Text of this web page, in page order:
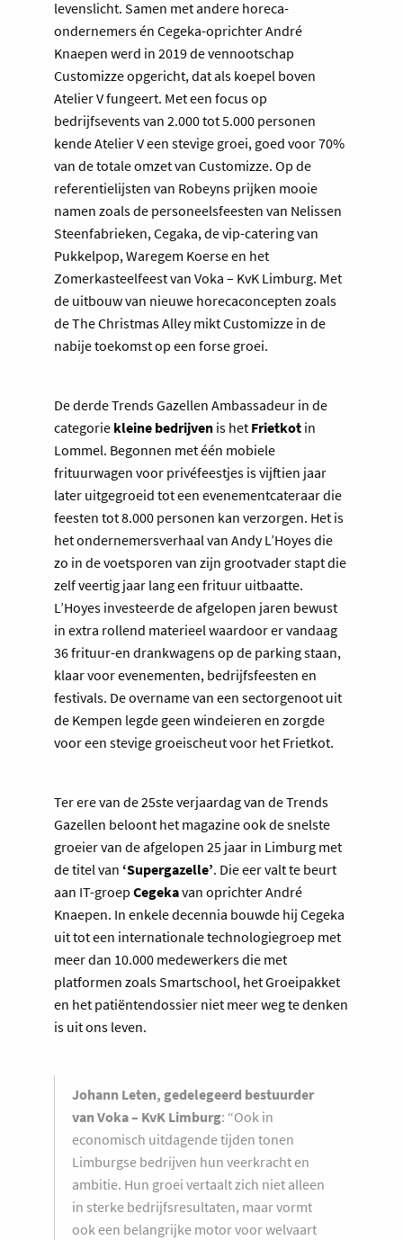
levenslicht. Samen met andere horeca-
ondernemers én Cegeka-oprichter André
Knaepen werd in 2019 de vennootschap
Customizze opgericht, dat als koepel boven
Atelier V fungeert. Met een focus op
bedrijfsevents van 2.000 tot 5.000 personen
kende Atelier V een stevige groei, goed voor 70%
van de totale omzet van Customizze. Op de
referentielijsten van Robeyns prijken mooie
namen zoals de personeelsfeesten van Nelissen
Steenfabrieken, Cegaka, de vip-catering van
Pukkelpop, Waregem Koerse en het
Zomerkasteelfeest van Voka – KvK Limburg. Met
de uitbouw van nieuwe horecaconcepten zoals
de The Christmas Alley mikt Customizze in de
nabije toekomst op een forse groei.
De derde Trends Gazellen Ambassadeur in de
categorie kleine bedrijven is het Frietkot in
Lommel. Begonnen met één mobiele
frituurwagen voor privéfeestjes is vijftien jaar
later uitgegroeid tot een evenementcateraar die
feesten tot 8.000 personen kan verzorgen. Het is
het ondernemersverhaal van Andy L’Hoyes die
zo in de voetsporen van zijn grootvader stapt die
zelf veertig jaar lang een frituur uitbaatte.
L’Hoyes investeerde de afgelopen jaren bewust
in extra rollend materieel waardoor er vandaag
36 frituur-en drankwagens op de parking staan,
klaar voor evenementen, bedrijfsfeesten en
festivals. De overname van een sectorgenoot uit
de Kempen legde geen windeieren en zorgde
voor een stevige groeischeut voor het Frietkot.
Ter ere van de 25ste verjaardag van de Trends
Gazellen beloont het magazine ook de snelste
groeier van de afgelopen 25 jaar in Limburg met
de titel van ‘Supergazelle’. Die eer valt te beurt
aan IT-groep Cegekavan oprichter André
Knaepen. In enkele decennia bouwde hij Cegeka
uit tot een internationale technologiegroep met
meer dan 10.000 medewerkers die met
platformen zoals Smartschool, het Groeipakket
en het patiëntendossier niet meer weg te denken
is uit ons leven.
Johann Leten, gedelegeerd bestuurder
van Voka – KvK Limburg: “Ook in
economisch uitdagende tijden tonen
Limburgse bedrijven hun veerkracht en
ambitie. Hun groei vertaalt zich niet alleen
in sterke bedrijfsresultaten, maar vormt
ook een belangrijke motor voor welvaart